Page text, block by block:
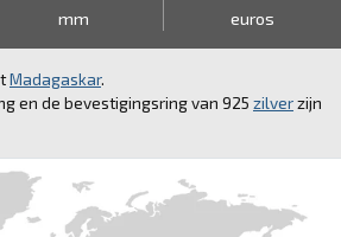
mm euros
Madagaskar.
en de bevestigingsring van 925 zilverzijn